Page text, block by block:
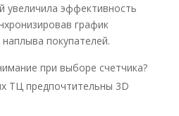
увеличила эффективность
график
покупателей.
при выборе счетчика?
ТЦ предпочтительны 3D